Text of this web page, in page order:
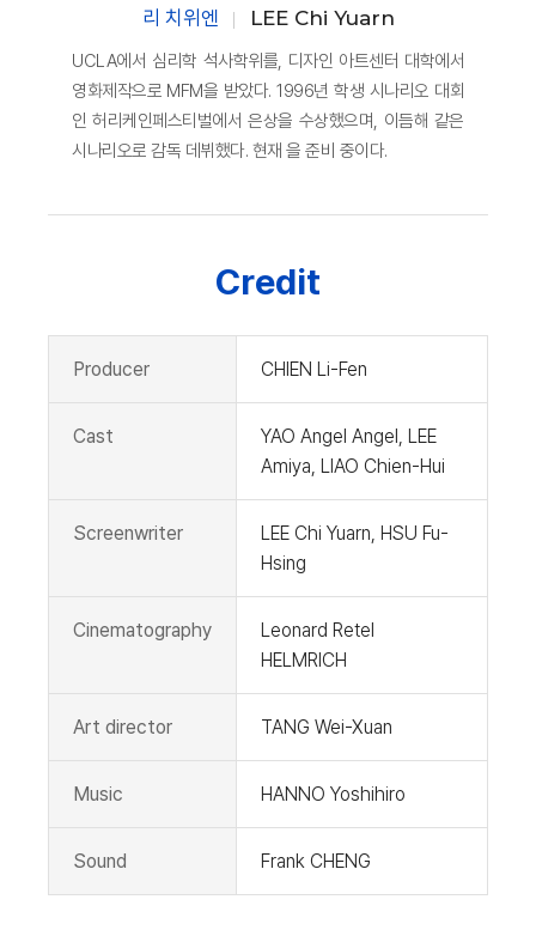
리 치위엔 LEE Chi Yuarn
UCLA에서 심리학 석사학위를, 디자인 아트센터 대학에서
영화제작으로 MFM을 받았다. 1996년 학생 시나리오 대회
인 허리케인페스티벌에서 은상을 수상했으며, 이듬해 같은
시나리오로 감독 데뷔했다. 현재 을 준비 중이다.
Credit
Producer CHIEN Li-Fen
Cast
YAO Angel Angel, LEE
Amiya, LIAO Chien-Hui
Screenwriter
LEE Chi Yuarn, HSU Fu-
Hsing
Cinematography
Leonard Retel
HELMRICH
Art director TANG Wei-Xuan
Music HANNO Yoshihiro
Sound Frank CHENG